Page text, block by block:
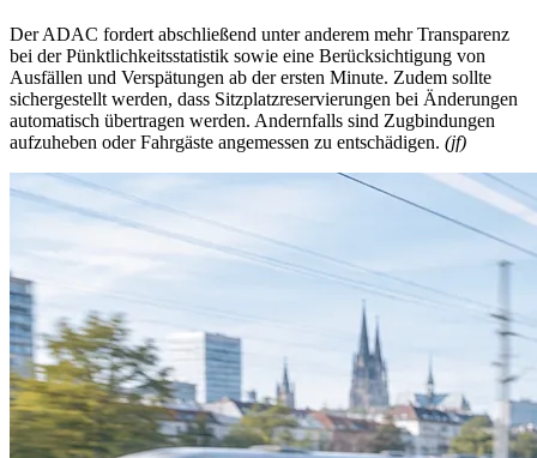
Der ADAC fordert abschließend unter anderem mehr Transparenz
bei der Pünktlichkeitsstatistik sowie eine Berücksichtigung von
Ausfällen und Verspätungen ab der ersten Minute. Zudem sollte
sichergestellt werden, dass Sitzplatzreservierungen bei Änderungen
automatisch übertragen werden. Andernfalls sind Zugbindungen
aufzuheben oder Fahrgäste angemessen zu entschädigen. (jf)